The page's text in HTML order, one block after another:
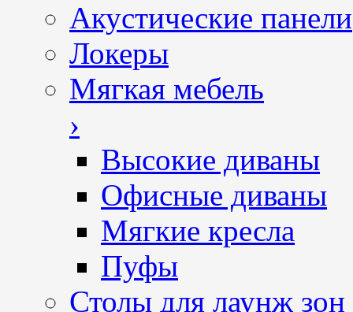
Акустические панели
Локеры
Мягкая мебель
›
Высокие диваны
Офисные диваны
Мягкие кресла
Пуфы
Столы для лаунж зон